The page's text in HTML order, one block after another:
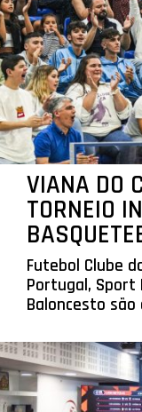
VIANA DO
TORNEIO
Futebol Clube
Portugal, Sport
Baloncesto